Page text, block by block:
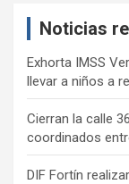
Noticias
Exhorta IMSS
llevar a niños a
Cierran la calle
coordinados
DIF Fortín